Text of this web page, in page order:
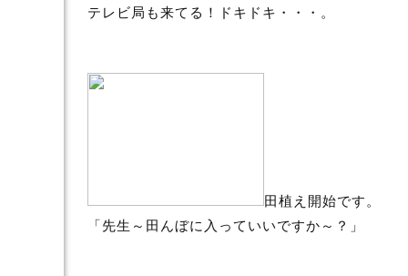
テレビ局も来てる！ドキドキ・・・。
田植え開始です。
「先生～田んぼに入っていいですか～？」